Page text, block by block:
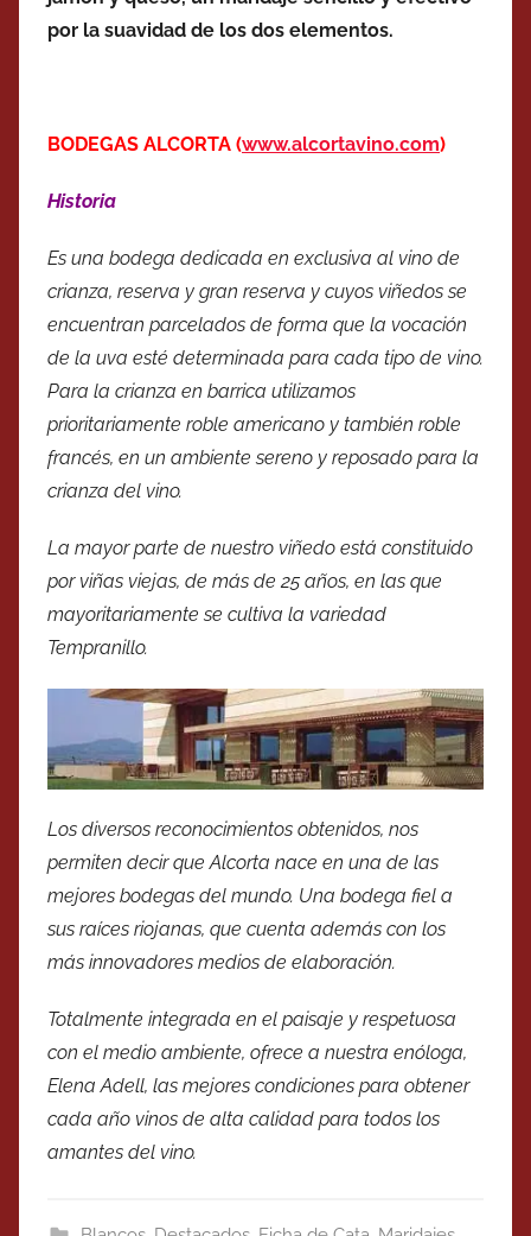
por la suavidad de los dos elementos.
BODEGAS ALCORTA (www.alcortavino.com)
Historia
Es una bodega dedicada en exclusiva al vino de
crianza, reserva y gran reserva y cuyos viñedos se
encuentran parcelados de forma que la vocación
de la uva esté determinada para cada tipo de vino.
Para la crianza en barrica utilizamos
prioritariamente roble americano y también roble
francés, en un ambiente sereno y reposado para la
crianza del vino.
La mayor parte de nuestro viñedo está constituido
por viñas viejas, de más de 25 años, en las que
mayoritariamente se cultiva la variedad
Tempranillo.
Los diversos reconocimientos obtenidos, nos
permiten decir que Alcorta nace en una de las
mejores bodegas del mundo. Una bodega fiel a
sus raíces riojanas, que cuenta además con los
más innovadores medios de elaboración.
Totalmente integrada en el paisaje y respetuosa
con el medio ambiente, ofrece a nuestra enóloga,
Elena Adell, las mejores condiciones para obtener
cada año vinos de alta calidad para todos los
amantes del vino.